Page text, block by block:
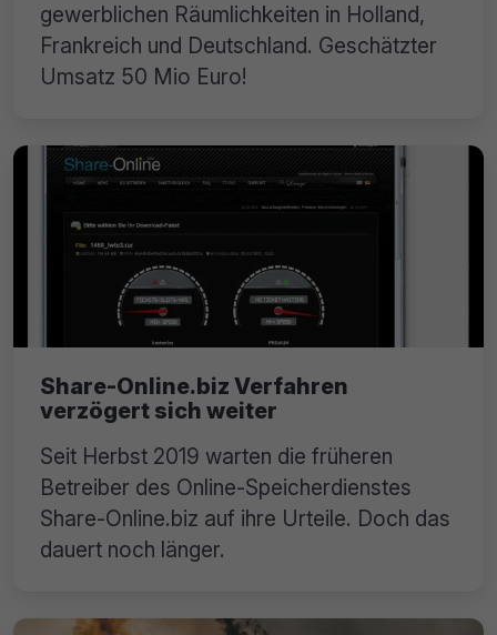
gewerblichen Räumlichkeiten in Holland,
Frankreich und Deutschland. Geschätzter
Umsatz 50 Mio Euro!
Share-Online.biz Verfahren
verzögert sich weiter
Seit Herbst 2019 warten die früheren
Betreiber des Online-Speicherdienstes
Share-Online.biz auf ihre Urteile. Doch das
dauert noch länger.